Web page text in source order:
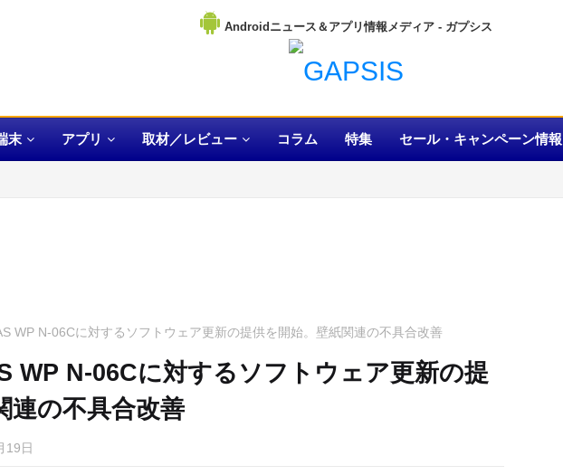
Androidニュース＆アプリ情報メディア
末 アプリ 取材／レビュー コラム 特集 セール・キャンペーン情報
WP N-06Cに対するソフトウェア更新の提供を開始。壁紙関連の不具合改善
WP N-06Cに対するソフトウェア更新の提
連の不具合改善
19日